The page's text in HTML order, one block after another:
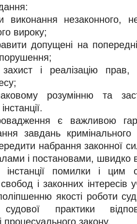
виконання незаконного,
вироку;
допущені на
захист і реалізацію прав,
розумінню та
є важливою
завдань
набрання законної
і постановами, швидко
помилки і цим
і законних інтересів
якості роботи
практики
процесуального закону.